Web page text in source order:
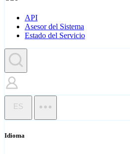
API
Asesor del Sistema
Estado del Servicio
ES
Idioma